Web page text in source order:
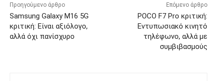
Προηγούμενο άρθρο
Samsung Galaxy M16 5G
κριτική: Είναι αξιόλογο,
αλλά όχι πανίσχυρο
Επόμενο άρθρο
POCO F7 Pro κριτική:
Εντυπωσιακό κινητό
τηλέφωνο, αλλά με
συμβιβασμούς